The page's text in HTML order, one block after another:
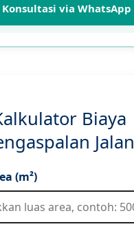
Konsultasi via WhatsApp
Biaya
Jalan
(m²)